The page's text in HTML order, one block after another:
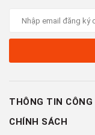
🏡 Địa chỉ : 16 Tây
THÔNG TIN
CHÍNH SÁCH